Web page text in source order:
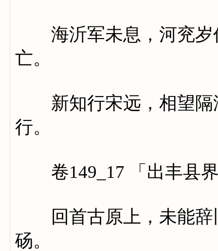
海沂军未息，河兖岁
亡。
新知行宋远，相望隔
行。
卷149_17 「出丰县界
回首古原上，未能辞
砀。